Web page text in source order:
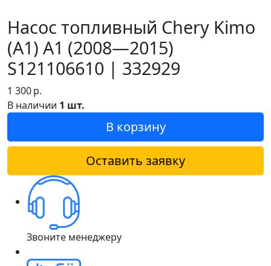
Насос топливный Chery Kimo
(A1) A1 (2008—2015)
S121106610 | 332929
1 300р.
В наличии 1 шт.
В корзину
Оставить заявку
Звоните менеджеру